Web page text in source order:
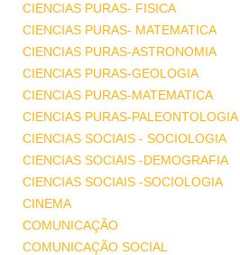
CIENCIAS PURAS- FISICA
CIENCIAS PURAS- MATEMATICA
CIENCIAS PURAS-ASTRONOMIA
CIENCIAS PURAS-GEOLOGIA
CIENCIAS PURAS-MATEMATICA
CIENCIAS PURAS-PALEONTOLOGIA
CIENCIAS SOCIAIS - SOCIOLOGIA
CIENCIAS SOCIAIS -DEMOGRAFIA
CIENCIAS SOCIAIS -SOCIOLOGIA
CINEMA
COMUNICAÇÃO
COMUNICAÇÃO SOCIAL